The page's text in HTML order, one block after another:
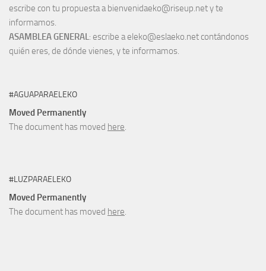
escribe con tu propuesta a bienvenidaeko@riseup.net y te
informamos.
ASAMBLEA GENERAL: escribe a eleko@eslaeko.net contándonos
quién eres, de dónde vienes, y te informamos.
#AGUAPARAELEKO
Moved Permanently
The document has moved here.
#LUZPARAELEKO
Moved Permanently
The document has moved here.